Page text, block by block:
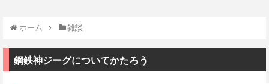
ホーム 雑談
鋼鉄神ジーグについてかたろう